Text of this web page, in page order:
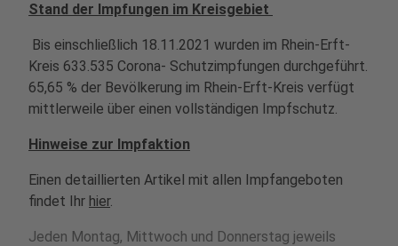
Stand der Impfungen im Kreisgebiet
Bis einschließlich 18.11.2021 wurden im Rhein-Erft-
Kreis 633.535 Corona- Schutzimpfungen durchgeführt.
65,65 % der Bevölkerung im Rhein-Erft-Kreis verfügt
mittlerweile über einen vollständigen Impfschutz.
Hinweise zur Impfaktion
Einen detaillierten Artikel mit allen Impfangeboten
findet Ihr hier.
Jeden Montag, Mittwoch und Donnerstag jeweils